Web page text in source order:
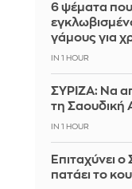
6 ψέματα
γάμους για
IN 1 HOUR
ΣΥΡΙΖΑ: Να
τη Σαουδική
IN 1 HOUR
Επιταχύνει
πατάει το